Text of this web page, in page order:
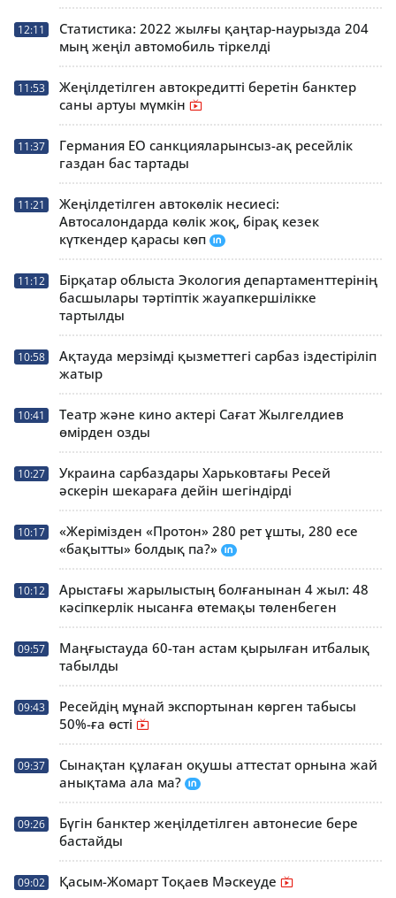
12:11
Статистика: 2022 жылғы қаңтар-наурызда 204
мың жеңіл автомобиль тіркелді
11:53
Жеңілдетілген автокредитті беретін банктер
саны артуы мүмкін
11:37
Германия ЕО санкцияларынсыз-ақ ресейлік
газдан бас тартады
11:21
Жеңілдетілген автокөлік несиесі:
Автосалондарда көлік жоқ, бірақ кезек
күткендер қарасы көп
11:12
Бірқатар облыста Экология департаменттерінің
басшылары тәртіптік жауапкершілікке
тартылды
10:58
Ақтауда мерзімді қызметтегі сарбаз іздестіріліп
жатыр
10:41
Театр және кино актері Сағат Жылгелдиев
өмірден озды
10:27
Украина сарбаздары Харьковтағы Ресей
әскерін шекараға дейін шегіндірді
10:17
«Жерімізден «Протон» 280 рет ұшты, 280 есе
«бақытты» болдық па?»
10:12
Арыстағы жарылыстың болғанынан 4 жыл: 48
кәсіпкерлік нысанға өтемақы төленбеген
09:57
Маңғыстауда 60-тан астам қырылған итбалық
табылды
09:43
Ресейдің мұнай экспортынан көрген табысы
50%-ға өсті
09:37
Сынақтан құлаған оқушы аттестат орнына жай
анықтама ала ма?
09:26
Бүгін банктер жеңілдетілген автонесие бере
бастайды
09:02 Қасым-Жомарт Тоқаев Мәскеуде